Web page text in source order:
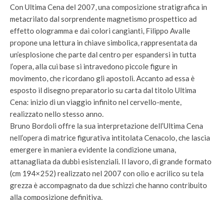
Con Ultima Cena del 2007, una composizione stratigrafica in
metacrilato dal sorprendente magnetismo prospettico ad
effetto ologramma e dai colori cangianti, Filippo Avalle
propone una lettura in chiave simbolica, rappresentata da
un’esplosione che parte dal centro per espandersi in tutta
l’opera, alla cui base si intravedono piccole figure in
movimento, che ricordano gli apostoli. Accanto ad essa è
esposto il disegno preparatorio su carta dal titolo Ultima
Cena: inizio di un viaggio infinito nel cervello-mente,
realizzato nello stesso anno.
Bruno Bordoli offre la sua interpretazione dell’Ultima Cena
nell’opera di matrice figurativa intitolata Cenacolo, che lascia
emergere in maniera evidente la condizione umana,
attanagliata da dubbi esistenziali. Il lavoro, di grande formato
(cm 194×252) realizzato nel 2007 con olio e acrilico su tela
grezza è accompagnato da due schizzi che hanno contribuito
alla composizione definitiva.